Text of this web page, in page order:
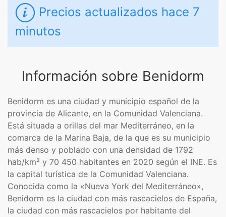
Precios actualizados hace 7
minutos
Información sobre Benidorm
Benidorm es una ciudad y municipio español de la
provincia de Alicante, en la Comunidad Valenciana.
Está situada a orillas del mar Mediterráneo, en la
comarca de la Marina Baja, de la que es su municipio
más denso y poblado con una densidad de 1792
hab/km² y 70 450 habitantes en 2020 según el INE.​ Es
la capital turística de la Comunidad Valenciana.​
Conocida como la «Nueva York del Mediterráneo»,​
Benidorm es la ciudad con más rascacielos de España,​
la ciudad con más rascacielos por habitante del